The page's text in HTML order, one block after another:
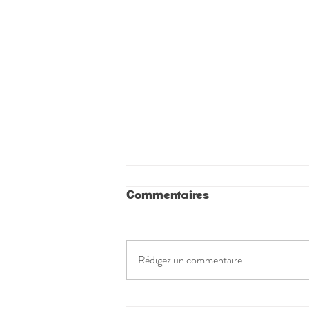
Commentaires
Rédigez un commentaire...